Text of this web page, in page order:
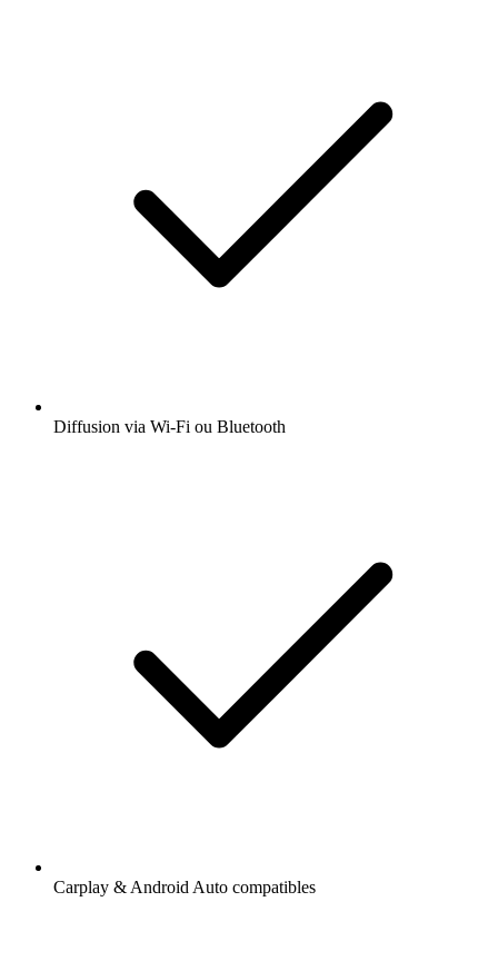
Diffusion via Wi-Fi ou Bluetooth
Carplay & Android Auto compatibles